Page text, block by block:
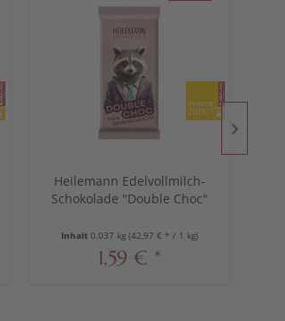
Heilemann Edelvollmilch-
Schokolade "Double Choc"
Nibs, 37 g
Inhalt 0.037 kg (42,97 € * / 1 kg)
1,59 € *